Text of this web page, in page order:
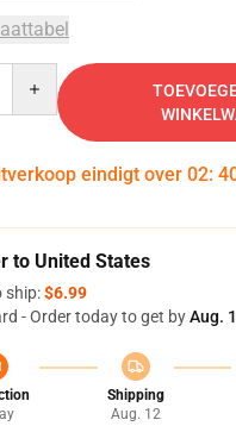
eindigt over 02:
to United States
ship:$6.99
- Order today to get byAug.
Shipping
Aug. 12